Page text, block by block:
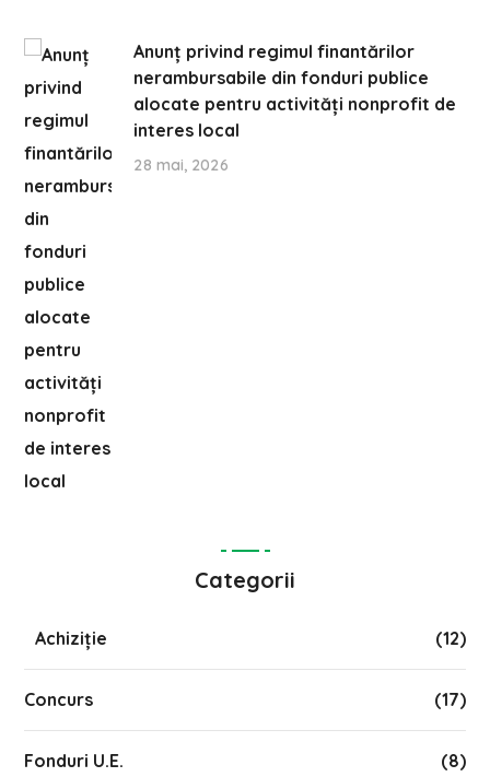
Anunț privind regimul finantărilor
nerambursabile din fonduri publice
alocate pentru activități nonprofit de
interes local
28 mai, 2026
Categorii
Achiziție (12)
Concurs (17)
Fonduri U.E. (8)